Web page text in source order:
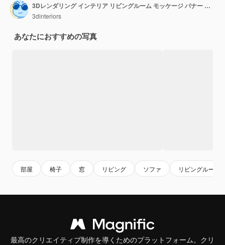
3Dレンダリング インテリア リビングルーム モッケージ バナー イラスト 3D レンダリング コンピューター デジタル生成画像
3dinteriors
あなたにおすすめの写真
部屋 椅子 窓 リビング ソファ リビングルーム
最高のクリエイティブ制作を導くためのプラットフォーム。クリ